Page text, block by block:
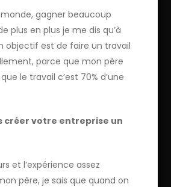
gagner beaucoup
plus en plus je me dis qu’à
objectif est de faire un travail
parce que mon père
le travail c’est 70% d’une
créer votre entreprise un
et l’expérience assez
père, je sais que quand on